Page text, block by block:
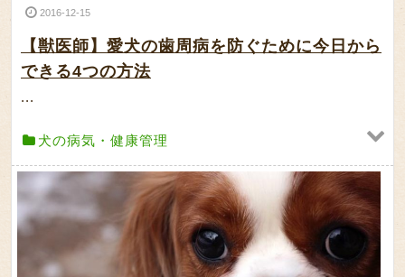
2016-12-15
【獣医師】愛犬の歯周病を防ぐために今日から
できる4つの方法
...
犬の病気・健康管理